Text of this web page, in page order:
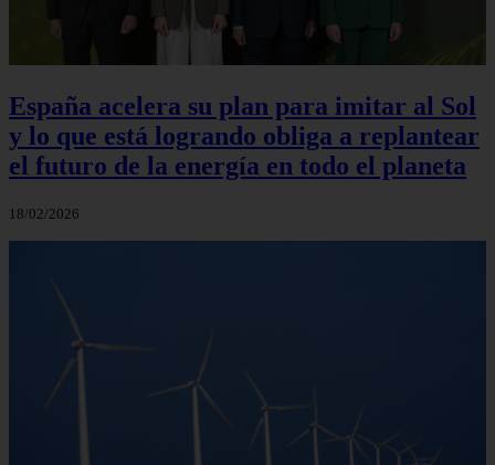
España acelera su plan para imitar al Sol
y lo que está logrando obliga a replantear
el futuro de la energía en todo el planeta
18/02/2026